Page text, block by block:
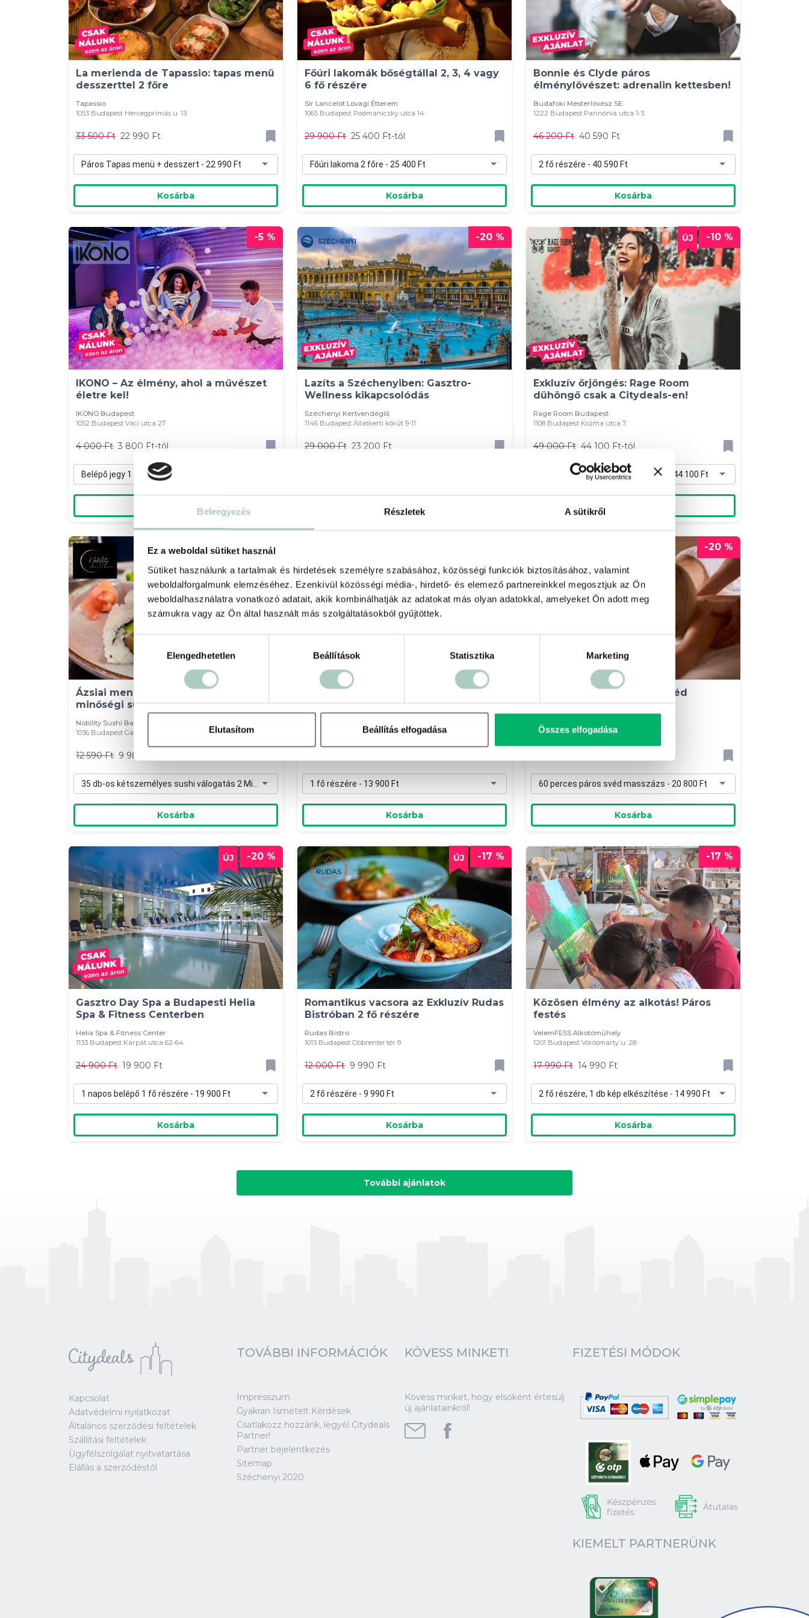
Beleegyezés Részletek A sütikről
Ez a weboldal sütiket használ
Sütiket használunk a tartalmak és hirdetések személyre szabásához, közösségi funkciók biztosításához, valamint
weboldalforgalmunk elemzéséhez. Ezenkívül közösségi média-, hirdető- és elemező partnereinkkel megosztjuk az Ön
weboldalhasználatra vonatkozó adatait, akik kombinálhatják az adatokat más olyan adatokkal, amelyeket Ön adott meg
számukra vagy az Ön által használt más szolgáltatásokból gyűjtöttek.
Hozzájárulás
kiválasztásaElengedhetetlen Beállítások Statisztika Marketing
Elutasítom Beállítás elfogadása Összes elfogadása
La merienda de Tapassio: tapas menü
desszerttel 2 főre
Tapassio
1053 Budapest Hercegprímás u. 13.
33 500 Ft 22 990 Ft
Páros Tapas menü + desszert - 22 990 Ft
Kosárba
Főúri lakomák bőségtállal 2, 3, 4 vagy
6 fő részére
Sir Lancelot Lovagi Étterem
1065 Budapest Podmaniczky utca 14.
29 900 Ft 25 400 Ft-tól
Főúri lakoma 2 főre - 25 400 Ft
Kosárba
Bonnie és Clyde páros
élménylövészet: adrenalin kettesben!
Budafoki Mesterlövész SE
1222 Budapest Pannónia utca 1-3.
46 200 Ft 40 590 Ft
2 fő részére - 40 590 Ft
Kosárba
-5 %
IKONO – Az élmény, ahol a művészet
életre kel!
IKONO Budapest
1052 Budapest Váci utca 27
4 000 Ft 3 800 Ft-tól
-20 %
Lazíts a Széchenyiben: Gasztro-
Wellness kikapcsolódás
Széchenyi Kertvendéglő
1146 Budapest Állatkerti körút 9-11
29 000 Ft 23 200 Ft
Kosárba
-10 %
Exkluzív őrjöngés: Rage Room
dühöngő csak a Citydeals-en!
Rage Room Budapest
1108 Budapest Kozma utca 7.
49 000 Ft 44 100 Ft-tól
Easy csomag 1 vagy 2 fő részére - 44 100 Ft
-21 %
Ázsiai menü 2 fő részére Budán,
minőségi sushikkal
Nobility Sushi Bar & Restaurant
1036 Budapest Galagonya utca 5. Fszt 7
12 590 Ft 9 980 Ft
35 db-os kétszemélyes sushi válogatás 2 Miso levessel - 9 980 Ft
Kosárba
Egy napos gastro-wellness négy
csillagos szállodában
2072 Zsámbék Nyárfás u. 2.
1 fő részére - 13 900 Ft
Kosárba
-20 %
Lazuljatok együtt: Páros svéd
masszázs
FlowZone Egészségközpont
1149 Budapest Mogyoródi út 47
60 perces páros svéd masszázs - 20 800 Ft
Kosárba
-20 %
Gasztro Day Spa a Budapesti Helia
Spa & Fitness Centerben
Helia Spa & Fitness Center
1133 Budapest Kárpát utca 62-64
24 900 Ft 19 900 Ft
1 napos belépő 1 fő részére - 19 900 Ft
Kosárba
-17 %
Romantikus vacsora az Exkluzív Rudas
Bistróban 2 fő részére
Rudas Bistro
1013 Budapest Döbrentei tér 9
12 000 Ft 9 990 Ft
2 fő részére - 9 990 Ft
Kosárba
-17 %
Közösen élmény az alkotás! Páros
festés
VelemFESS Alkotóműhely
1201 Budapest Vörösmarty u. 28
17 990 Ft 14 990 Ft
2 fő részére, 1 db kép elkészítése - 14 990 Ft
Kosárba
1013 Budapest Döbrentei tér 9
32 000 Ft 27 990 Ft-tól
Hétköznapi törökfürdős wellness 1 fő részére (H-Cs) - 27 990 Ft
1146 Budapest Állatkerti körút 9-11
Kosárba
1066 Budapest Ó utca 12
2 fő részére - 6 390 Ft
-30 %